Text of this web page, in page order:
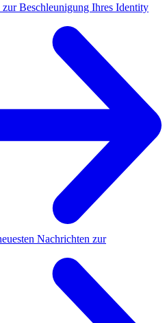
Beschleunigung Ihres Identity
Nachrichten zur